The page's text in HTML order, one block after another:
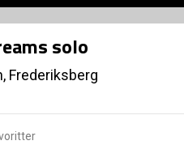
solo
Frederiksberg